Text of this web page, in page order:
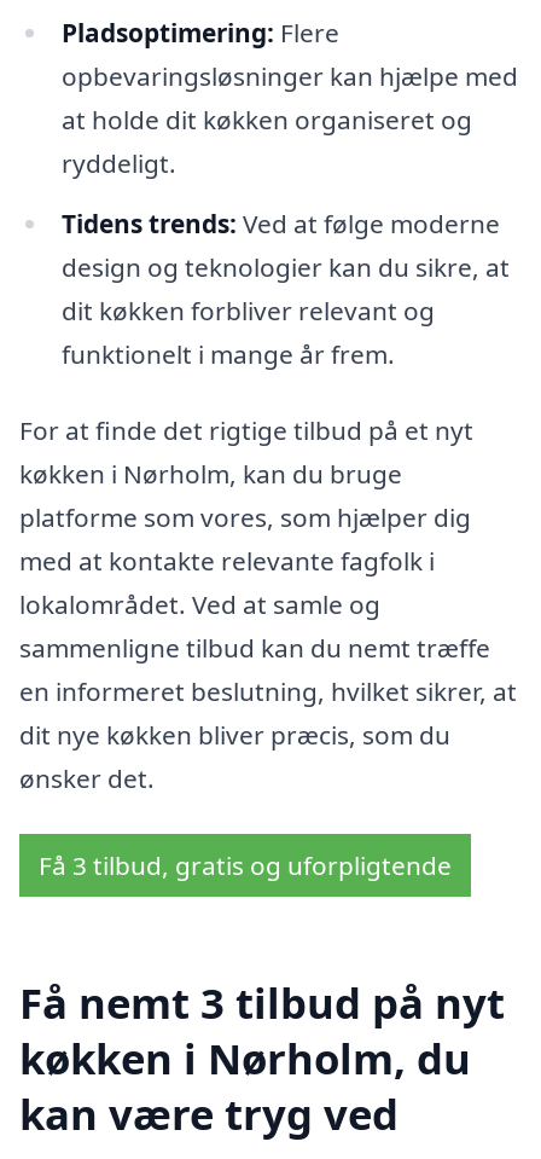
Pladsoptimering: Flere
opbevaringsløsninger kan hjælpe med
at holde dit køkken organiseret og
ryddeligt.
Tidens trends: Ved at følge moderne
design og teknologier kan du sikre, at
dit køkken forbliver relevant og
funktionelt i mange år frem.
For at finde det rigtige tilbud på et nyt
køkken i Nørholm, kan du bruge
platforme som vores, som hjælper dig
med at kontakte relevante fagfolk i
lokalområdet. Ved at samle og
sammenligne tilbud kan du nemt træffe
en informeret beslutning, hvilket sikrer, at
dit nye køkken bliver præcis, som du
ønsker det.
Få 3 tilbud, gratis og uforpligtende
Få nemt 3 tilbud på nyt
køkken i Nørholm, du
kan være tryg ved